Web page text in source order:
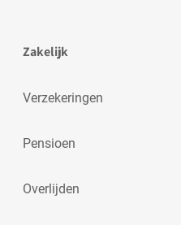
Zakelijk
Verzekeringen
Pensioen
Overlijden